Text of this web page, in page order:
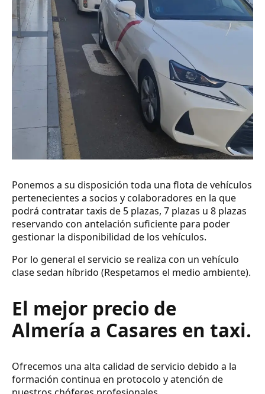
Ponemos a su disposición toda una flota de vehículos
pertenecientes a socios y colaboradores en la que
podrá contratar taxis de 5 plazas, 7 plazas u 8 plazas
reservando con antelación suficiente para poder
gestionar la disponibilidad de los vehículos.
Por lo general el servicio se realiza con un vehículo
clase sedan híbrido (Respetamos el medio ambiente).
El mejor precio de
Almería a Casares en taxi.
Ofrecemos una alta calidad de servicio debido a la
formación continua en protocolo y atención de